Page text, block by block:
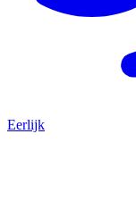
Eerlijk